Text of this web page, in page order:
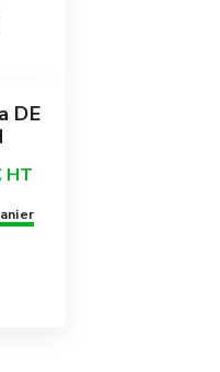
DE
HT